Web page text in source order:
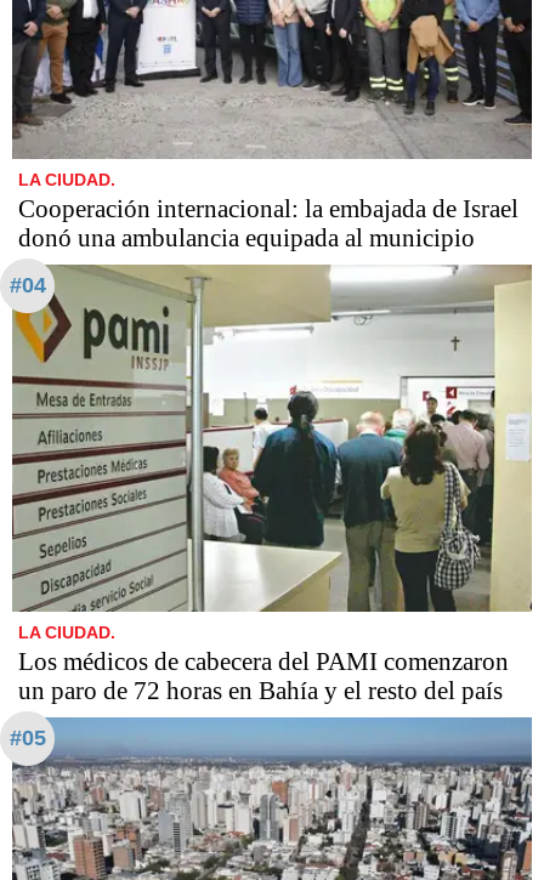
LA CIUDAD.
Cooperación internacional: la embajada de Israel
donó una ambulancia equipada al municipio
#04
LA CIUDAD.
Los médicos de cabecera del PAMI comenzaron
un paro de 72 horas en Bahía y el resto del país
#05